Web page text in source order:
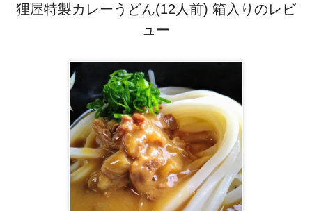
狸屋特製カレーうどん(12人前) 箱入りのレビ
ュー